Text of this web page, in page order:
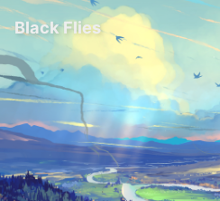
Black Flies